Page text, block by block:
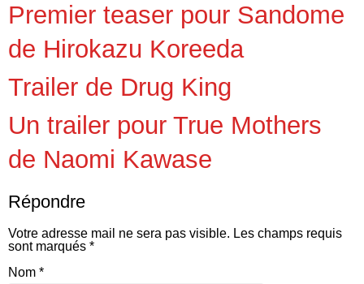
Premier teaser pour Sandome
de Hirokazu Koreeda
Trailer de Drug King
Un trailer pour True Mothers
de Naomi Kawase
Répondre
Votre adresse mail ne sera pas visible. Les champs requis
sont marqués *
Nom *